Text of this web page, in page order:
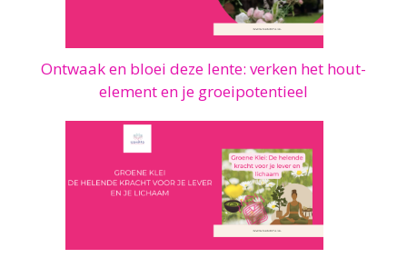
Ontwaak en bloei deze lente: verken het hout-
element en je groeipotentieel